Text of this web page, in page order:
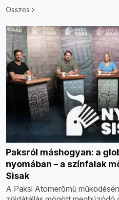
Összes
Paksról máshogyan: a
nyomában – a színfalak
Sisak
A Paksi Atomerőmű